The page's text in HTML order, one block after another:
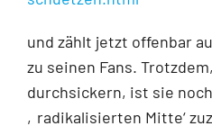
und zählt jetzt offenbar
zu seinen Fans.
durchsickern, ist sie
‚radikalisierten Mitte‘